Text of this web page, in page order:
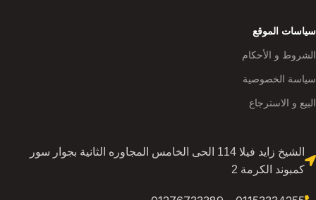
سياسات الموقع
الشروط و الأحكام
سياسة الخصوصية
البيع و الاسترجاع
الشيخ زايد فيلا 114 الحى الخامس المجاوره الثانية بجوار سور
كمبوند الكرمة 2